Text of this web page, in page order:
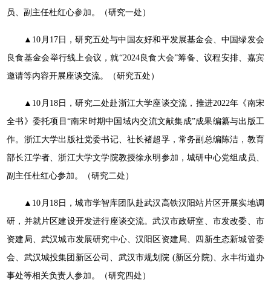
员、副主任杜红心参加。（研究一处）
▲10月17日，研究五处与中国友好和平发展基金会、中国绿发会
良食基金会举行线上会议，就“2024良食大会”筹备、议程安排、嘉宾
邀请等内容开展座谈交流。（研究五处）
▲10月18日，研究二处赴浙江大学座谈交流，推进2022年《南宋
全书》委托项目“南宋时期中国域内交流文献集成”成果编纂与出版工
作。浙江大学出版社党委书记、社长褚超孚，常务副总编陈洁，教育
部长江学者、浙江大学文学院教授徐永明参加，城研中心党组成员、
副主任杜红心参加。（研究二处）
▲10月18日，城市学智库团队赴武汉高铁汉阳站片区开展实地调
研，并就片区建设开发进行座谈交流。武汉市政研室、市发改委、市
资建局、武汉城市发展研究中心、汉阳区资建局、四新生态新城管委
会、武汉城投集团新区公司、武汉市规划院 (新区分院)、永丰街道办
事处等相关负责人参加。（研究四处）